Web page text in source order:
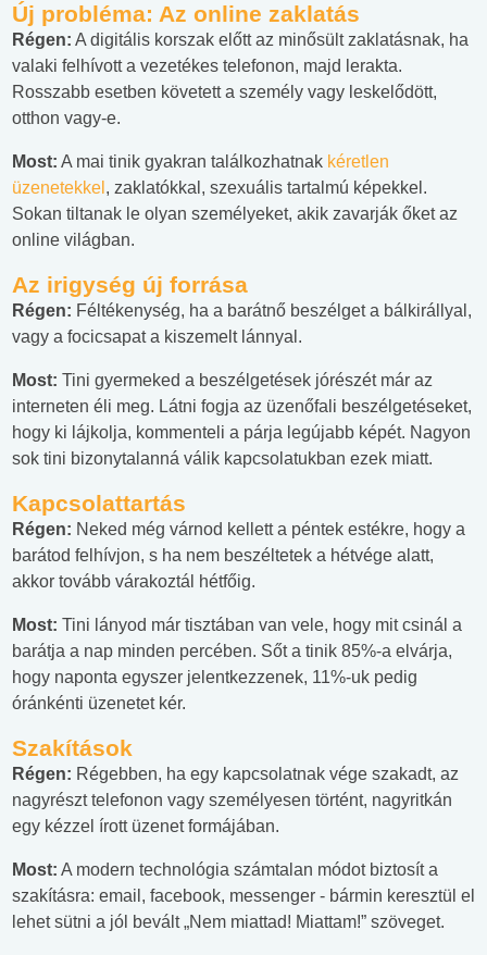
Új probléma: Az online zaklatás
Régen: A digitális korszak előtt az minősült zaklatásnak, ha
valaki felhívott a vezetékes telefonon, majd lerakta.
Rosszabb esetben követett a személy vagy leskelődött,
otthon vagy-e.
Most: A mai tinik gyakran találkozhatnak kéretlen
üzenetekkel , zaklatókkal, szexuális tartalmú képekkel.
Sokan tiltanak le olyan személyeket, akik zavarják őket az
online világban.
Az irigység új forrása
Régen: Féltékenység, ha a barátnő beszélget a bálkirállyal,
vagy a focicsapat a kiszemelt lánnyal.
Most: Tini gyermeked a beszélgetések jórészét már az
interneten éli meg. Látni fogja az üzenőfali beszélgetéseket,
hogy ki lájkolja, kommenteli a párja legújabb képét. Nagyon
sok tini bizonytalanná válik kapcsolatukban ezek miatt.
Kapcsolattartás
Régen: Neked még várnod kellett a péntek estékre, hogy a
barátod felhívjon, s ha nem beszéltetek a hétvége alatt,
akkor tovább várakoztál hétfőig.
Most: Tini lányod már tisztában van vele, hogy mit csinál a
barátja a nap minden percében. Sőt a tinik 85%-a elvárja,
hogy naponta egyszer jelentkezzenek, 11%-uk pedig
óránkénti üzenetet kér.
Szakítások
Régen: Régebben, ha egy kapcsolatnak vége szakadt, az
nagyrészt telefonon vagy személyesen történt, nagyritkán
egy kézzel írott üzenet formájában.
Most: A modern technológia számtalan módot biztosít a
szakításra: email, facebook, messenger - bármin keresztül el
lehet sütni a jól bevált „Nem miattad! Miattam!” szöveget.